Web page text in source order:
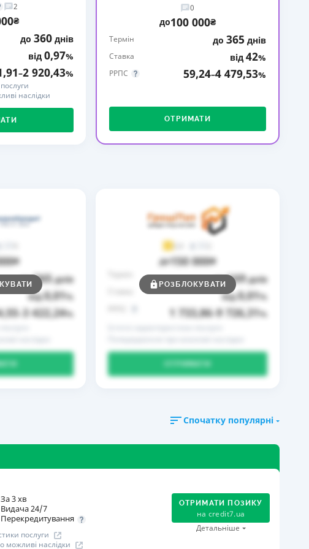
ПО
СТРАХОВІ ПОЛІСИ
КОМПАНІЇ
2
₴
до 360 днів
від 0,97%
–2 920,43%
наслідки
0
до100 000₴
Термін до 365 днів
Ставка від 42%
РРПС 59,24–4 479,53%
ОТРИМАТИ
₴
до 365днів
від0,01%
3 422,24%
3,9
до150 000₴
до 169днів
від0,01%
1 733,86 9 726,31%
РОЗБЛОКУВАТИ
Спочатку популярні
За 3 хв
Видача 24/7
Перекредитування
послуги
можливі наслідки
ОТРИМАТИ ПОЗИКУ
на credit7.ua
Детальніше